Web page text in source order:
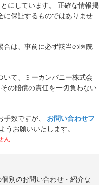
にしています。 正確な情報掲
に保証するものではありませ
合は、事前に必ず該当の医院
いて、ミーカンパニー株式会
の賠償の責任を一切負わない
数ですが、
お問い合わせフ
うお願いいたします。
ん
別のお問い合わせ・紹介な